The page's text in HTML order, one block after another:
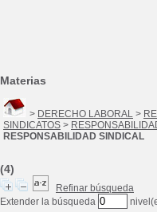
Materias
> DERECHO LABORAL >
SINDICATOS >
RESPONSABILIDAD SINDICAL
(4)
Refinar búsqueda
Extender la búsqueda